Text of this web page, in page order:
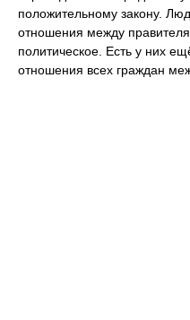
положительному закону.
отношения между
политическое. Есть у них
отношения всех граждан